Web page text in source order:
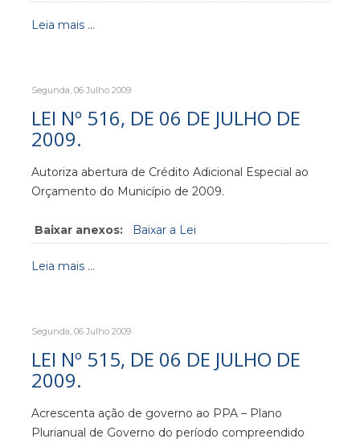
Leia mais ...
Segunda, 06 Julho 2009
LEI Nº 516, DE 06 DE JULHO DE
2009.
Autoriza abertura de Crédito Adicional Especial ao
Orçamento do Município de 2009.
Baixar anexos: Baixar a Lei
Leia mais ...
Segunda, 06 Julho 2009
LEI Nº 515, DE 06 DE JULHO DE
2009.
Acrescenta ação de governo ao PPA – Plano
Plurianual de Governo do período compreendido